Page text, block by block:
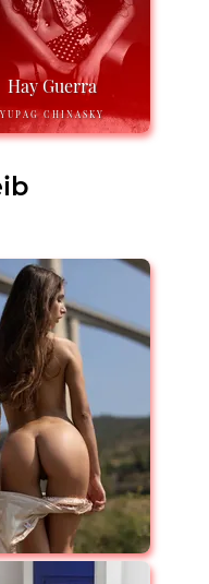
Hay Guerra
YUPAG CHINASKY